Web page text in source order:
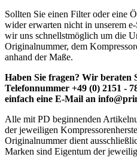
Sollten Sie einen Filter oder eine
wider erwarten nicht in unserem
wir uns schnellstmöglich um die
Originalnummer, dem
anhand der Maße.
Haben Sie fragen? Wir beraten
Telefonnummer +49 (0) 2151 -
einfach eine E-Mail an
Alle mit PD beginnenden
der jeweiligen
Originalnummer dient
Marken sind Eigentum der